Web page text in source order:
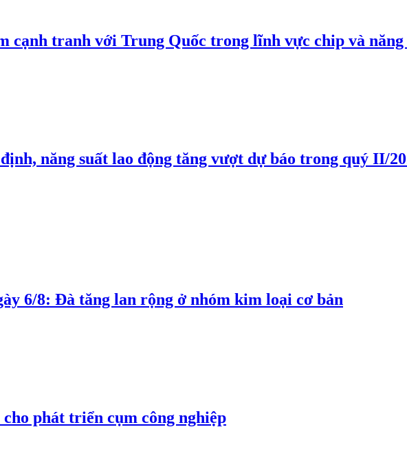
cạnh tranh với Trung Quốc trong lĩnh vực chip và
năng suất lao động tăng vượt dự báo trong quý II/
6/8: Đà tăng lan rộng ở nhóm kim loại cơ bản
phát triển cụm công nghiệp